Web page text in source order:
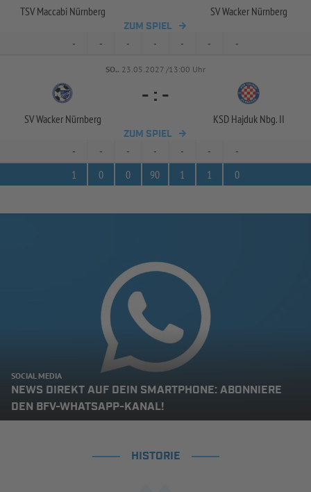
TSV Maccabi Nürnberg SV Wacker Nürnberg
ZUM SPIEL
- - - - - - -
SO.. 23.05.2027 /13:00 Uhr
SV Wacker Nürnberg
- : -
KSD Hajduk Nbg. II
ZUM SPIEL
- - - - - -
-
1
0 0 90 1 1 0
SOCIAL MEDIA
NEWS DIREKT AUF DEIN SMARTPHONE: ABONNIERE
DEN BFV-WHATSAPP-KANAL!
HISTORIE